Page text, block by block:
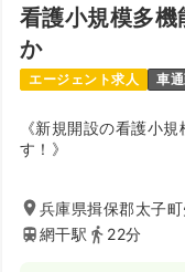
看護小規模多機
か
エージェント求人 車
《新規開設の看護小
す！》
兵庫県揖保郡太子
網干駅
22分